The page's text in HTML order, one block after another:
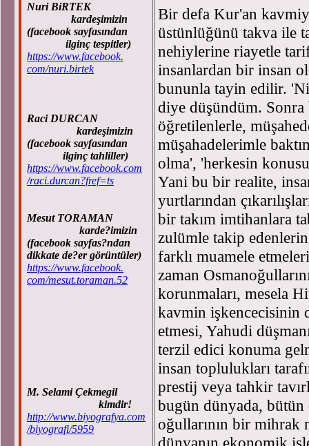
Nuri BiRTEK
kardeşimizin
(facebook sayfasından
ilginç tespitler)
https://www.facebook.
com/nuri.birtek
Raci DURCAN
kardeşimizin
(facebook sayfasından
ilginç tahliller)
https://www.facebook.com
/raci.durcan?fref=ts
Mesut TORAMAN
karde?imizin
(facebook sayfas?ndan
dikkate de?er görüntüler)
https://www.facebook.
com/mesut.toraman.52
M. Selami Çekmegil
kimdir!
http://www.biyografya.com
/biyografi/5959
Bir defa Kur'an
üstünlüğünü takva ile
nehiylerine riayetle
insanlardan bir insan
bununla tayin edilir.
diye düşündüm.
öğretilenlerle,
müşahadelerimle
olma', 'herkesin
Yani bu bir realite,
yurtlarından
bir takım imtihanlara
zulümle takip
farklı muamele
zaman
korunmaları, mesela
kavmin işkencecisinin
etmesi, Yahudi
terzil edici konuma
insan toplulukları
prestij veya tahkir
bugün dünyada,
oğullarının bir mihrak